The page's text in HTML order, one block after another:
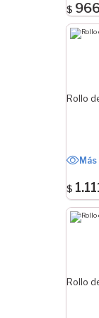
$
Rollo
$
Rollo